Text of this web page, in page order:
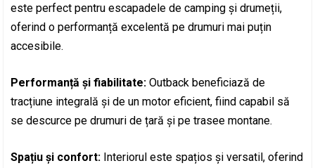
este perfect pentru escapadele de camping și drumeții,
oferind o performanță excelentă pe drumuri mai puțin
accesibile.
Performanță și fiabilitate: Outback beneficiază de
tracțiune integrală și de un motor eficient, fiind capabil să
se descurce pe drumuri de țară și pe trasee montane.
Spațiu și confort: Interiorul este spațios și versatil, oferind